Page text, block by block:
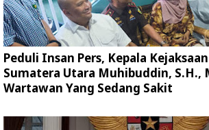
Peduli Insan Pers, Kepala
Sumatera Utara Muhibuddin, S.H.,
Wartawan Yang Sedang Sakit